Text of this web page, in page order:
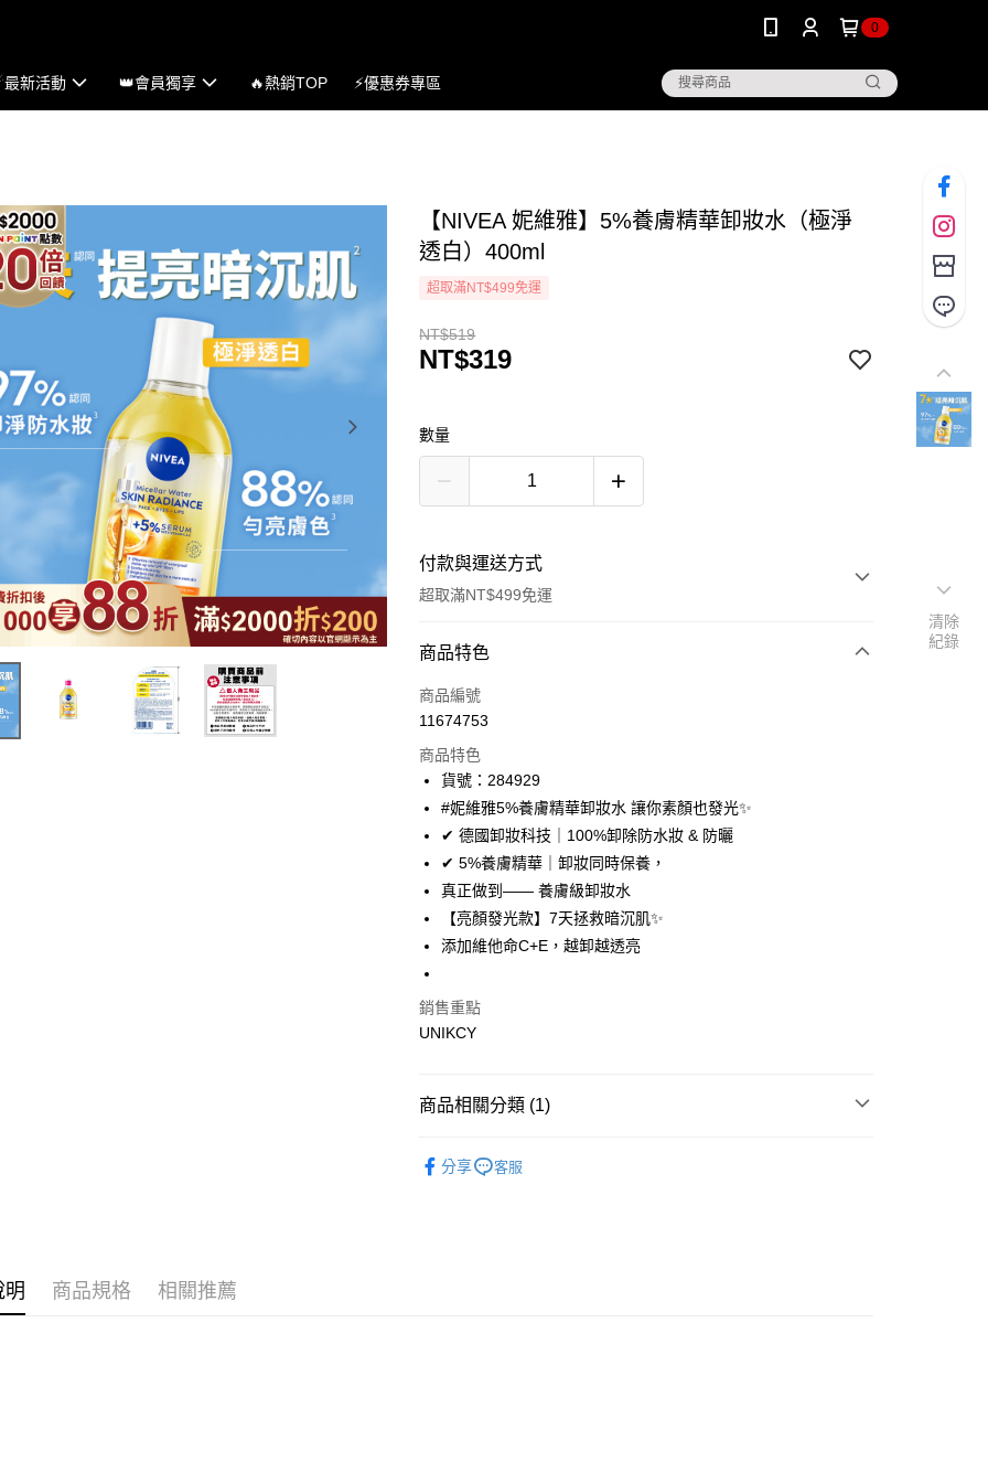
0
新活動 👑會員獨享 🔥熱銷TOP ⚡優惠券專區
【NIVEA 妮維雅】5%養膚精華卸妝水（極淨
透白）400ml
超取滿NT$499免運
NT$519
NT$319
數量
付款與運送方式
超取滿NT$499免運
付款方式
icash Pay
超商取貨付款
LINE Pay
Apple Pay
街口支付
悠遊付
Google Pay
每筆NT$70，滿NT$499(含以上)免運費
付款後7-11取貨［需3-5個工作天不含預購商品］
商品特色
商品編號
11674753
商品特色
貨號：284929
#妮維雅5%養膚精華卸妝水 讓你素顏也發光✨
✔ 德國卸妝科技｜100%卸除防水妝 & 防曬
✔ 5%養膚精華｜卸妝同時保養，
真正做到—— 養膚級卸妝水
【亮顏發光款】7天拯救暗沉肌✨
添加維他命C+E，越卸越透亮
銷售重點
UNIKCY
商品相關分類 (1)
分享
客服
明 商品規格 相關推薦
清除
紀錄